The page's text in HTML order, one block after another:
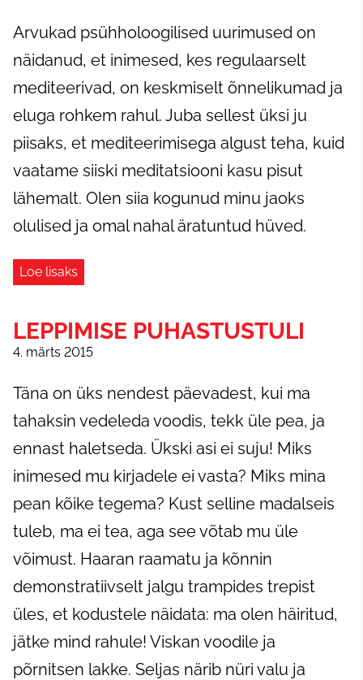
Arvukad psühholoogilised uurimused on
näidanud, et inimesed, kes regulaarselt
mediteerivad, on keskmiselt õnnelikumad ja
eluga rohkem rahul. Juba sellest üksi ju
piisaks, et mediteerimisega algust teha, kuid
vaatame siiski meditatsiooni kasu pisut
lähemalt. Olen siia kogunud minu jaoks
olulised ja omal nahal äratuntud hüved.
Loe lisaks
LEPPIMISE PUHASTUSTULI
4. märts 2015
Täna on üks nendest päevadest, kui ma
tahaksin vedeleda voodis, tekk üle pea, ja
ennast haletseda. Ükski asi ei suju! Miks
inimesed mu kirjadele ei vasta? Miks mina
pean kõike tegema? Kust selline madalseis
tuleb, ma ei tea, aga see võtab mu üle
võimust. Haaran raamatu ja kõnnin
demonstratiivselt jalgu trampides trepist
üles, et kodustele näidata: ma olen häiritud,
jätke mind rahule! Viskan voodile ja
põrnitsen lakke. Seljas närib nüri valu ja